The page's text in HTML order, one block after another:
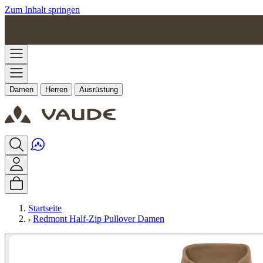
Zum Inhalt springen
Damen Herren Ausrüstung
Startseite
Redmont Half-Zip Pullover Damen